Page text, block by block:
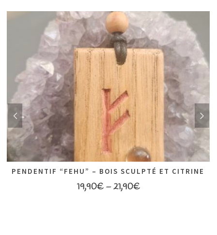
PENDENTIF “FEHU” – BOIS SCULPTÉ ET CITRINE
19,90€–21,90€